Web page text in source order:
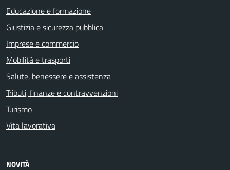
Educazione e formazione
Giustizia e sicurezza pubblica
Imprese e commercio
Mobilità e trasporti
Salute, benessere e assistenza
Tributi, finanze e contravvenzioni
Turismo
Vita lavorativa
NOVITÀ